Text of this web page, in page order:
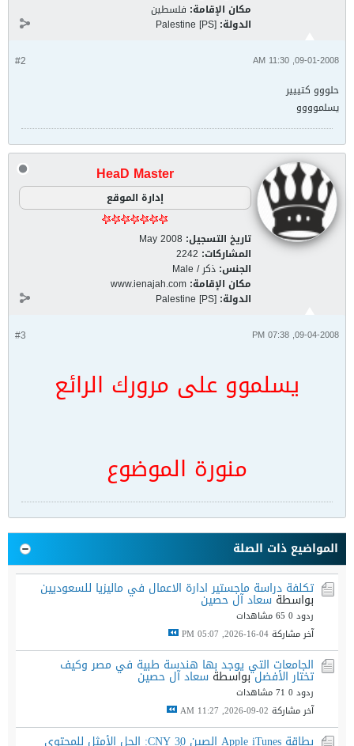
مكان الإقامة: فلسطين
الدولة: Palestine [PS]
#2 09-01-2008, 11:30 AM
حلووو كتييير
يسلموووو
HeaD Master
إدارة الموقع
تاريخ التسجيل: May 2008
المشاركات: 2242
الجنس: ذكر / Male
مكان الإقامة: www.ienajah.com
الدولة: Palestine [PS]
#3 09-04-2008, 07:38 PM
يسلموو على مرورك الرائع
منورة الموضوع
المواضيع ذات الصلة
تكلفة دراسة ماجستير ادارة الاعمال في ماليزيا للسعوديين
بواسطةسعاد آل حصين
ردود 0
65 مشاهدات
آخر مشاركة04-16-2026, 05:07 PM
الجامعات التي يوجد بها هندسة طبية في مصر وكيف
تختار الأفضلبواسطة سعاد آل حصين
ردود 0
71 مشاهدات
آخر مشاركة 02-09-2026, 11:27 AM
بطاقة Apple iTunes الصين 30 CNY: الحل الأمثل للمحتوى